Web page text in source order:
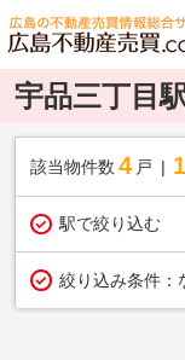
宇品三丁目
該当物件数 4 戸
駅で絞り込む
絞り込み条件：